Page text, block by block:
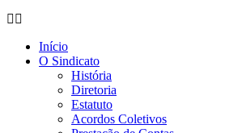
Início
O Sindicato
História
Diretoria
Estatuto
Acordos Coletivos